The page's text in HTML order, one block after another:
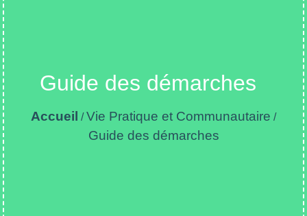
Guide des démarches
Accueil /Vie Pratique et Communautaire /
Guide des démarches